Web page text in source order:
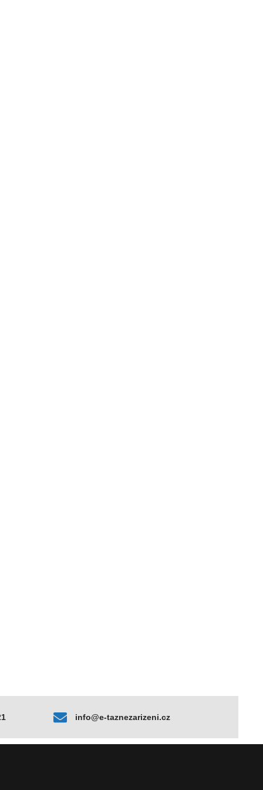
info@e-taznezarizeni.cz